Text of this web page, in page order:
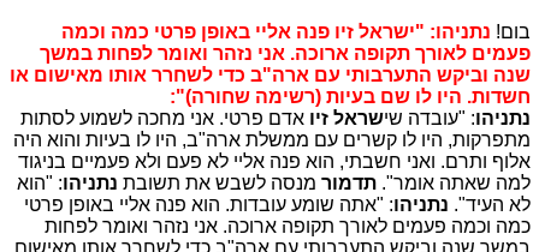
בום! נתניהו: "ישראל זיו פנה אליי באופן פרטי כמה וכמה
פעמים לאורך תקופה ארוכה. אני נזהר ואומר לפחות במשך
שנה וביקש התערבותי עם ארה"ב כדי לשחרר אותו מאישום או
חשדות. היו לו שם בעיות (רשימה שחורה)":
נתניהו: "עובדה שישראל זיו אדם פרטי. אני מחכה לשמוע לסתות
מתפרקות, היו לו קשרים עם ממשלת ארה"ב, היו לו בעיות והוא היה
אלוף ותרם. ואני חשבתי, הוא פנה אליי לא פעם ולא פעמיים בניגוד
למה שאתה אומר". תדמור מנסה לשבש את תשובת נתניהו: "הוא
לא העיד". נתניהו: "אתה שומע עובדות. הוא פנה אליי באופן פרטי
כמה וכמה פעמים לאורך תקופה ארוכה. אני נזהר ואומר לפחות
במשך שנה וביקש התערבותי עם ארה"ב כדי לשחרר אותו מאישום